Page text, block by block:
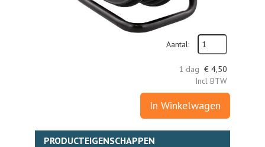
Aantal:
1 dag € 4,50
Incl BTW
In Winkelwagen
PRODUCTEIGENSCHAPPEN